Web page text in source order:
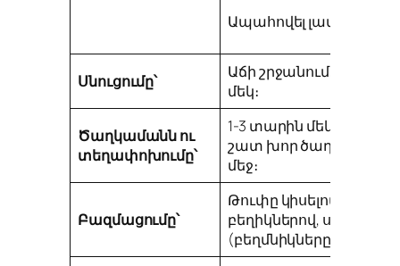
Ապահովել լավ
Սնուցումը՝
Աճի շրջանում, 2-3
մեկ։
Ծաղկամանն ու
տեղափոխումը՝
1-3 տարին մեկ, լայն ու
շատ խոր
մեջ։
Բազմացումը՝
Թուփը կիսելով,
բեղիկներով, սպորները
(բեղմնիկները)